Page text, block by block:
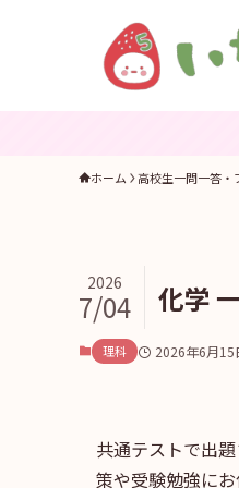
ホーム 高校生一問一答・
化学
2026
7/04
理科 2026年6月15
共通テストで出
策や受験勉強にお